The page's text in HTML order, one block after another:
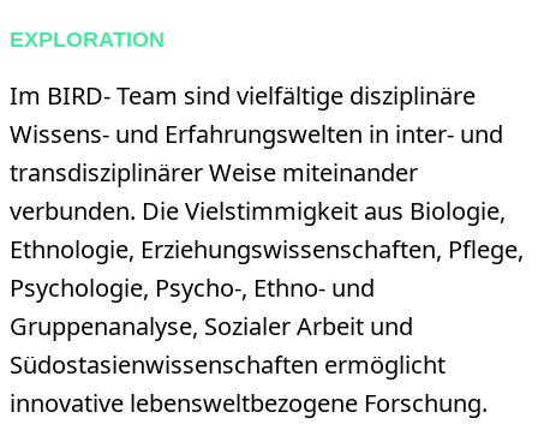
EXPLORATION
Im BIRD- Team sind vielfältige disziplinäre
Wissens- und Erfahrungswelten in inter- und
transdisziplinärer Weise miteinander
verbunden. Die Vielstimmigkeit aus Biologie,
Ethnologie, Erziehungswissenschaften, Pflege,
Psychologie, Psycho-, Ethno- und
Gruppenanalyse, Sozialer Arbeit und
Südostasienwissenschaften ermöglicht
innovative lebensweltbezogene Forschung.